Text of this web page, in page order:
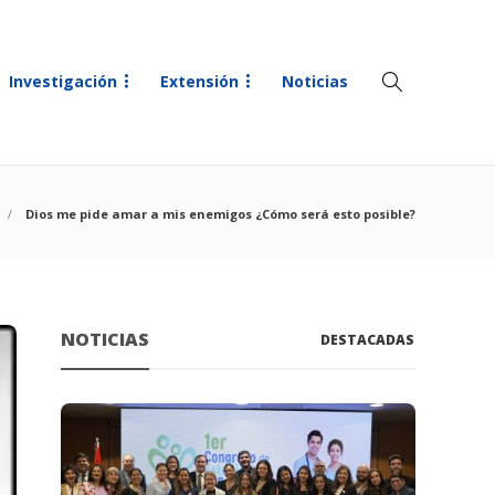
Investigación Extensión Noticias
Dios me pide amar a mis enemigos ¿Cómo será esto posible?
NOTICIAS DESTACADAS